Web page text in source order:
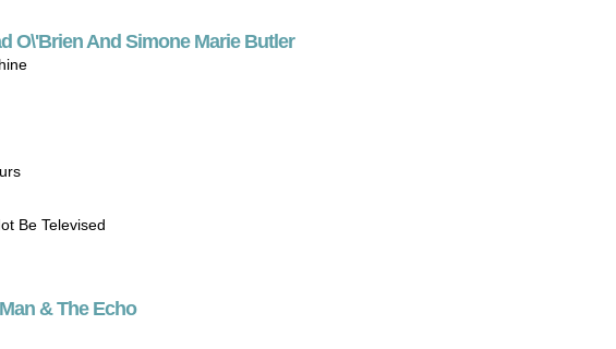
O\'Brien And Simone Marie Butler
Be Televised
& The Echo